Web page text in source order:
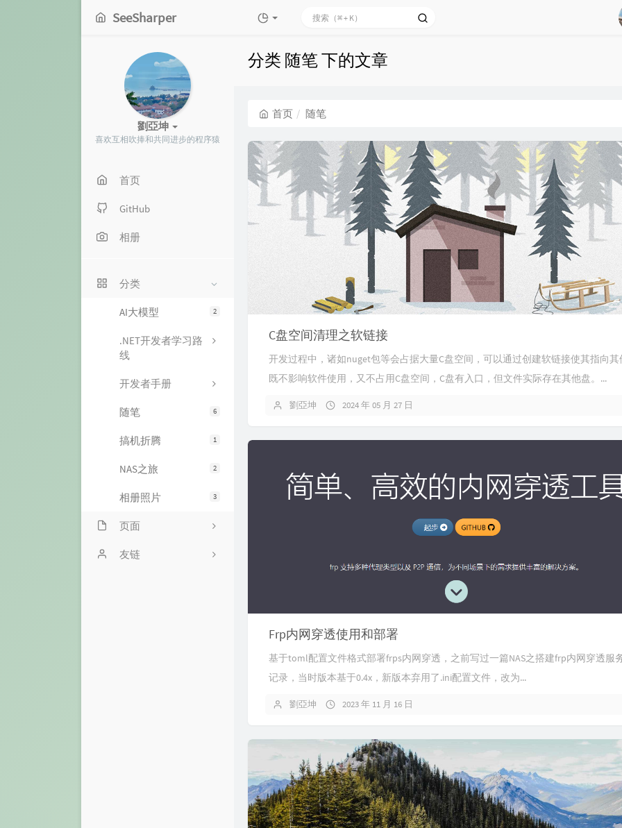
SeeSharper
劉亞坤
喜欢互相吹捧和共同进步的程序猿
首页
GitHub
相册
分类
2
AI大模型
.NET开发者学习路
线
开发者手册
6
随笔
1
搞机折腾
2
NAS之旅
3
相册照片
页面
文章归档
友链
分类 随笔 下的文章
首页 随笔
C盘空间清理之软链接
开发过程中，诸如nuget包等会占据大量C盘空间，可以通过创建软链接使其指向其
既不影响软件使用，又不占用C盘空间，C盘有入口，但文件实际存在其他盘。...
劉亞坤 2024 年 05 月 27 日
Frp内网穿透使用和部署
基于toml配置文件格式部署frps内网穿透，之前写过一篇NAS之搭建frp内网穿透服
记录，当时版本基于0.4x，新版本弃用了.ini配置文件，改为...
劉亞坤 2023 年 11 月 16 日